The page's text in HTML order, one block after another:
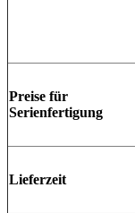
Preise für
Serienfertigung
Lieferzeit